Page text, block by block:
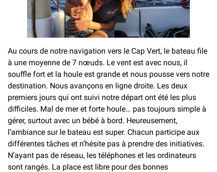
Au cours de notre navigation vers le Cap Vert, le bateau file
à une moyenne de 7 nœuds. Le vent est avec nous, il
souffle fort et la houle est grande et nous pousse vers notre
destination. Nous avançons en ligne droite. Les deux
premiers jours qui ont suivi notre départ ont été les plus
difficiles. Mal de mer et forte houle… pas toujours simple à
gérer, surtout avec un bébé à bord. Heureusement,
l’ambiance sur le bateau est super. Chacun participe aux
différentes tâches et n’hésite pas à prendre des initiatives.
N’ayant pas de réseau, les téléphones et les ordinateurs
sont rangés. La place est libre pour des bonnes